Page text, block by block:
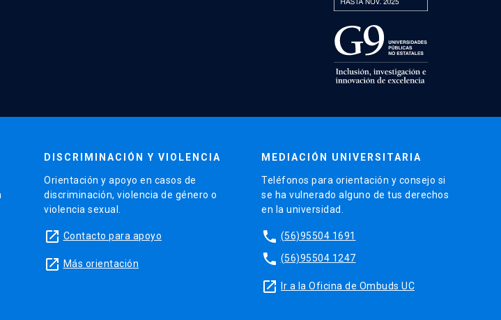
DISCRIMINACIÓN Y VIOLENCIA
Orientación y apoyo en casos de
discriminación, violencia de género o
violencia sexual.
launch Contacto para apoyo
launch Más orientación
MEDIACIÓN UNIVERSITARIA
Teléfonos para orientación y consejo si
se ha vulnerado alguno de tus derechos
en la universidad.
phone (56)95504 1691
phone (56)95504 1247
launch Ir a la Oficina de Ombuds UC